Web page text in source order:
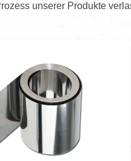
unserer Produkte